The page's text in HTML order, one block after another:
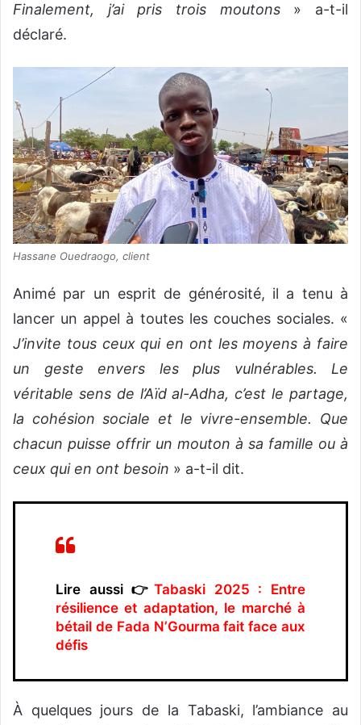
Finalement, j’ai pris trois moutons» a-t-il
déclaré.
Hassane Ouedraogo, client
Animé par un esprit de générosité, il a tenu à
lancer un appel à toutes les couches sociales. «
J’invite tous ceux qui en ont les moyens à faire
un geste envers les plus vulnérables. Le
véritable sens de l’Aïd al-Adha, c’est le partage,
la cohésion sociale et le vivre-ensemble. Que
chacun puisse offrir un mouton à sa famille ou à
ceux qui en ont besoin » a-t-il dit.
Lire aussi 👉 Tabaski 2025 : Entre
résilience et adaptation, le marché à
bétail de Fada N’Gourma fait face aux
défis
À quelques jours de la Tabaski, l’ambiance au